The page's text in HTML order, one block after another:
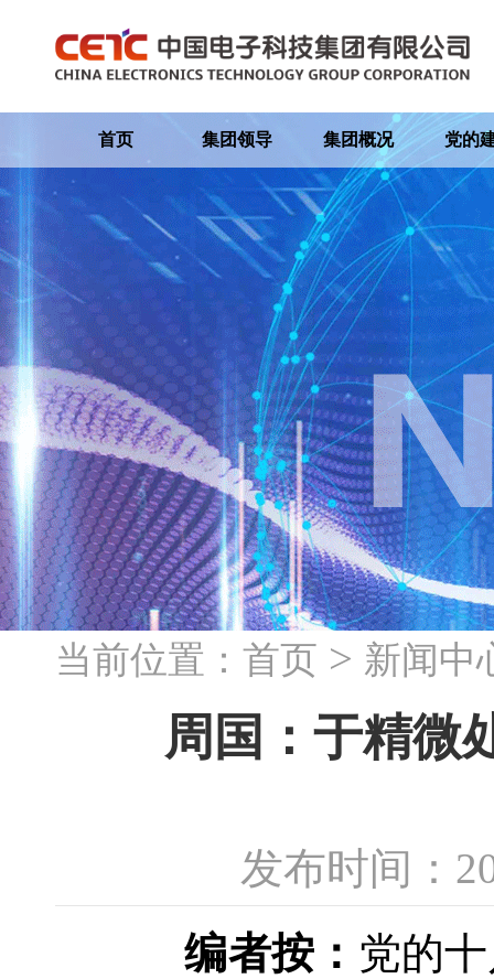
首页 集团领导 集团概况 党的
当前位置： 首页 > 新闻中
周国：于精微
发布时间：
编者按： 党的